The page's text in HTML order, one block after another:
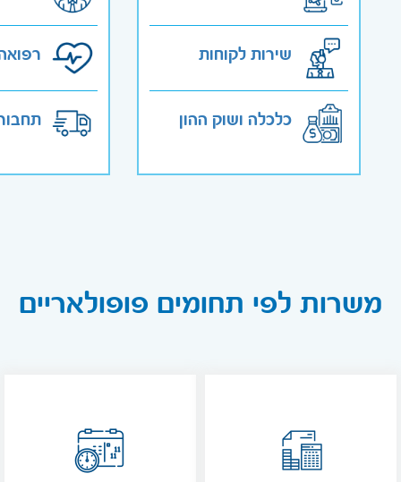
שירות לקוחות
כלכלה ושוק ההון
משרות לפי תחומים פופולאריים